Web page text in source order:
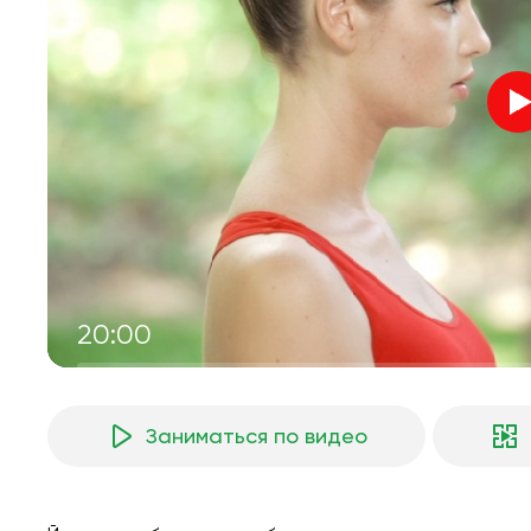
20:00
Заниматься по видео